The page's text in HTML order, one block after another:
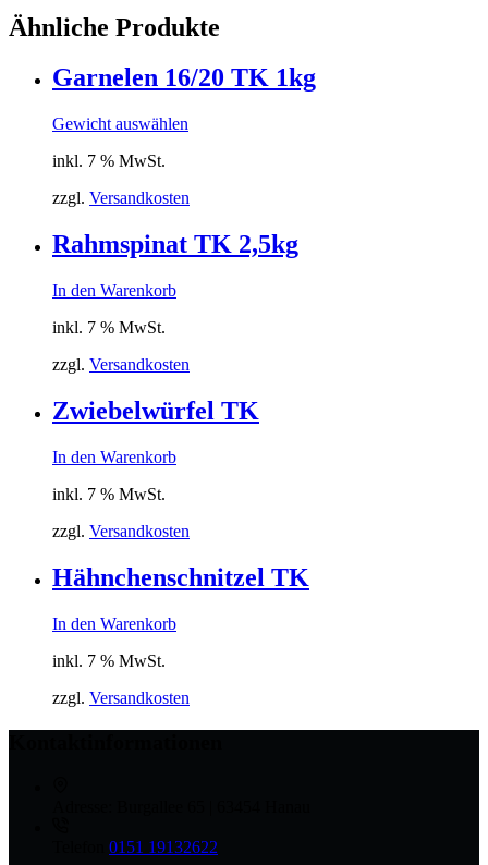
Ähnliche Produkte
Garnelen 16/20 TK 1kg
Gewicht auswählen
inkl. 7 % MwSt.
zzgl. Versandkosten
Rahmspinat TK 2,5kg
In den Warenkorb
inkl. 7 % MwSt.
zzgl. Versandkosten
Zwiebelwürfel TK
In den Warenkorb
inkl. 7 % MwSt.
zzgl. Versandkosten
Hähnchenschnitzel TK
In den Warenkorb
inkl. 7 % MwSt.
zzgl. Versandkosten
0151 19132622